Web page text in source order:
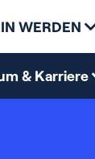
WERDEN
& Karriere